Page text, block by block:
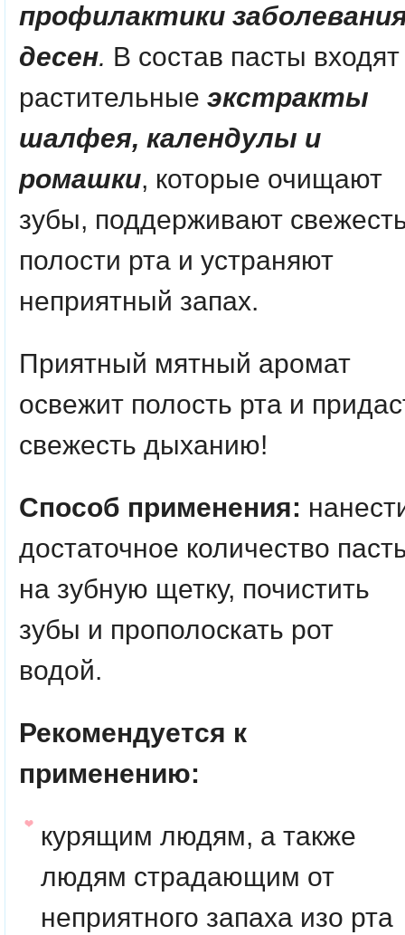
профилактики
десен. В состав пасты входят
растительные экстракты
шалфея, календулы и
ромашки, которые очищают
зубы, поддерживают
полости рта и устраняют
неприятный запах.
Приятный мятный аромат
освежит полость рта и
свежесть дыханию!
Способ применения:
достаточное количество
на зубную щетку, почистить
зубы и прополоскать рот
водой.
Рекомендуется к
применению:
курящим людям, а также
людям страдающим от
неприятного запаха изо рта